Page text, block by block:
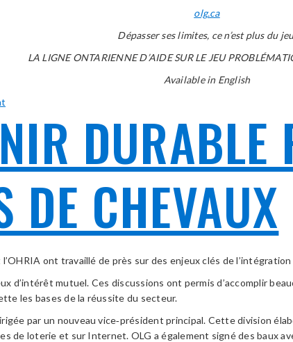
olg.ca
Dépasser ses limites, ce n’est plus du
LA LIGNE ONTARIENNE D’AIDE SUR LE JEU
Available in English
DURABLE
DE CHEVAUX
ont travaillé de près sur des enjeux clés de
d’intérêt mutuel. Ces discussions ont permis d’accomplir
les bases de la réussite du secteur.
par un nouveau vice‑président principal. Cette division
de loterie et sur Internet. OLG a également signé des baux